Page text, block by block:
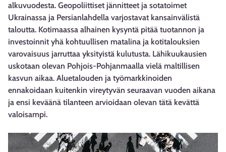
alkuvuodesta. Geopoliittiset jännitteet ja sotatoimet
Ukrainassa ja Persianlahdella varjostavat kansainvälistä
taloutta. Kotimaassa alhainen kysyntä pitää tuotannon ja
investoinnit yhä kohtuullisen matalina ja kotitalouksien
varovaisuus jarruttaa yksityistä kulutusta. Lähikuukausien
uskotaan olevan Pohjois-Pohjanmaalla vielä maltillisen
kasvun aikaa. Aluetalouden ja työmarkkinoiden
ennakoidaan kuitenkin vireytyvän seuraavan vuoden aikana
ja ensi keväänä tilanteen arvioidaan olevan tätä kevättä
valoisampi.